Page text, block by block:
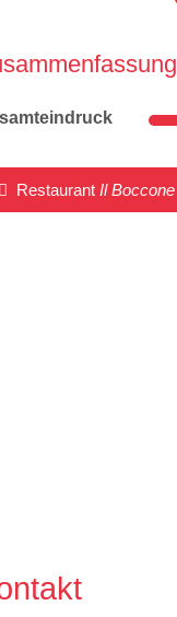
RestaurantIl Boccone